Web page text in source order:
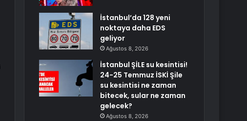
İstanbul’da 128 yeni
noktaya daha EDS
geliyor
Ağustos 8, 2026
İstanbul ŞİLE su kesintisi!
24-25 Temmuz İSKİ Şile
su kesintisi ne zaman
bitecek, sular ne zaman
gelecek?
Ağustos 8, 2026